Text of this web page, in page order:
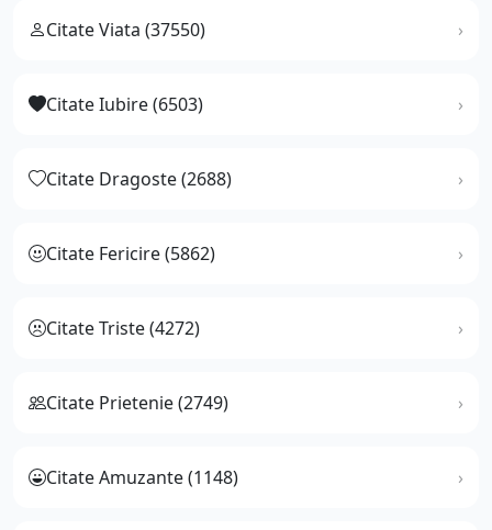
Citate Viata (37550)
Citate Iubire (6503)
Citate Dragoste (2688)
Citate Fericire (5862)
Citate Triste (4272)
Citate Prietenie (2749)
Citate Amuzante (1148)